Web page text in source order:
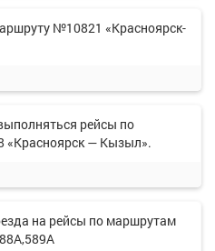
№10821 «Красноярск-
рейсы по
— Кызыл».
на рейсы по маршрутам